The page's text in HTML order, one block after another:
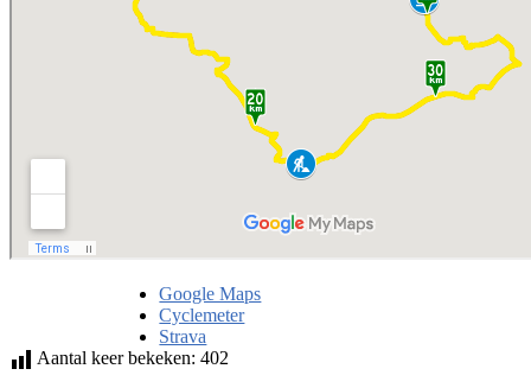
Google Maps
Cyclemeter
Strava
Aantal keer bekeken: 402